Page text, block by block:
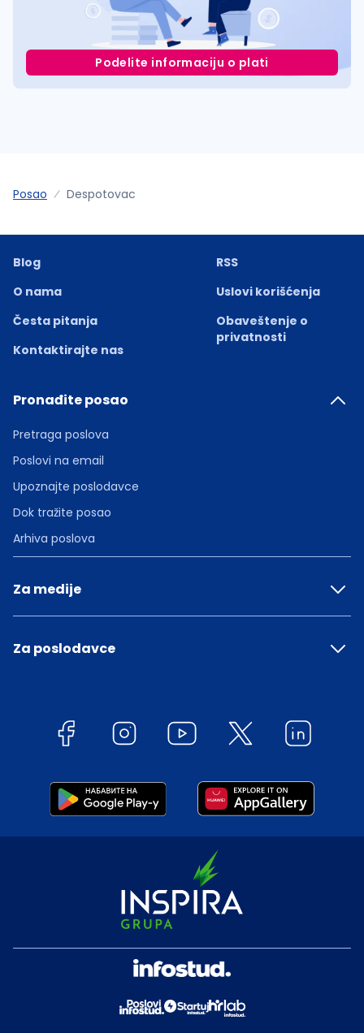
Podelite informaciju o plati
Posao Despotovac
Blog
O nama
Česta pitanja
Kontaktirajte nas
RSS
Uslovi korišćenja
Obaveštenje o
privatnosti
Pronađite posao
Pretraga poslova
Poslovi na email
Upoznajte poslodavce
Dok tražite posao
Arhiva poslova
Za medije
Za poslodavce